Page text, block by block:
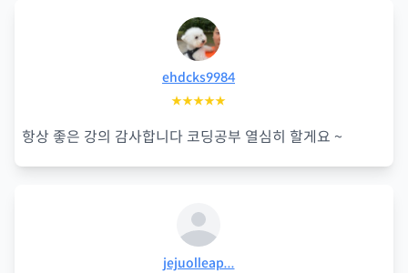
ehdcks9984
★★★★★
항상 좋은 강의 감사합니다 코딩공부 열심히 할게요 ~
jejuolleap...